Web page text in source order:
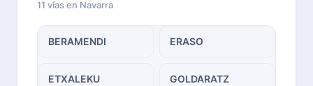
11 vías en Navarra
BERAMENDI ERASO
ETXALEKU GOLDARATZ